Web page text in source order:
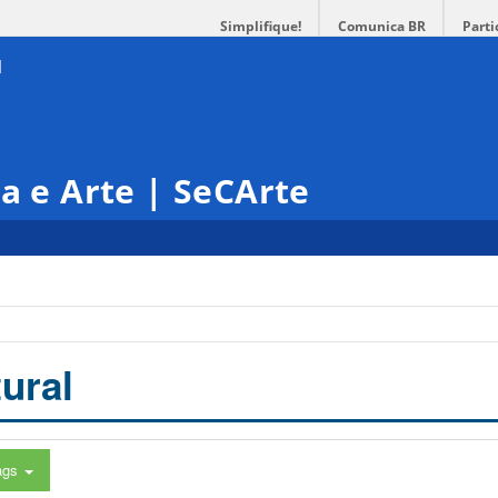
Simplifique! Comunica BR
e Arte | SeCArte